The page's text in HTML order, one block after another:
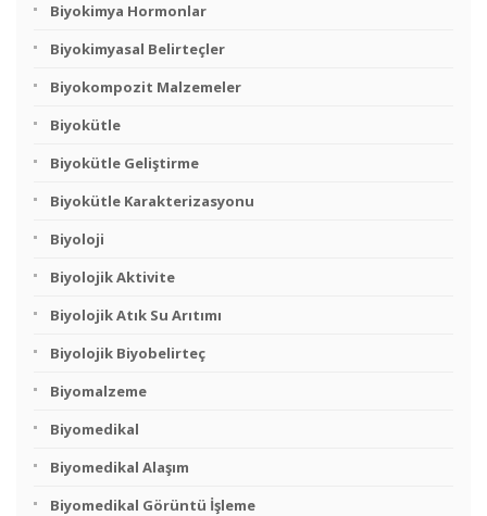
Biyokimya Hormonlar
Biyokimyasal Belirteçler
Biyokompozit Malzemeler
Biyokütle
Biyokütle Geliştirme
Biyokütle Karakterizasyonu
Biyoloji
Biyolojik Aktivite
Biyolojik Atık Su Arıtımı
Biyolojik Biyobelirteç
Biyomalzeme
Biyomedikal
Biyomedikal Alaşım
Biyomedikal Görüntü İşleme